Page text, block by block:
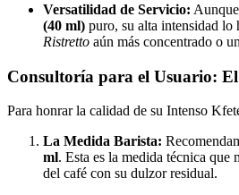
Versatilidad de Servicio:
(40 ml) puro, su alta intensidad lo
Ristretto aún más concentrado o un
Consultoría para el Usuario:
Para honrar la calidad de su Intenso
La Medida Barista:
ml. Esta es la medida técnica que
del café con su dulzor residual.